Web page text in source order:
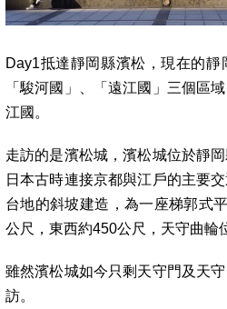
Day1抵達靜岡縣濱松，現在的靜
「駿河國」、「遠江國」三個區
江國。
走訪的是濱松城，濱松城位於靜
日本古時連接京都與江戶的主要
台地的斜坡建造，為一座梯郭式
公尺，東西約450公尺，天守曲輪
雖然濱松城如今只剩天守門及天
訪。